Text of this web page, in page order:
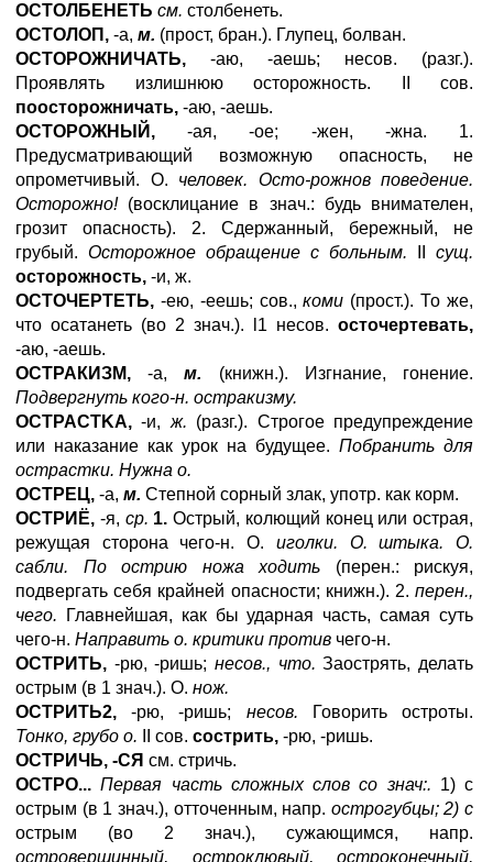
ОСТОЛБЕНЕТЬ см. столбенеть.
ОСТОЛОП, -а, м. (прост, бран.). Глупец, болван.
ОСТОРОЖНИЧАТЬ, -аю, -аешь; несов. (разг.).
Проявлять излишнюю осторожность. II сов.
поосторожничать, -аю, -аешь.
ОСТОРОЖНЫЙ, -ая, -ое; -жен, -жна. 1.
Предусматривающий возможную опасность, не
опрометчивый. О. человек. Осто-рожнов поведение.
Осторожно!(восклицание в знач.: будь внимателен,
грозит опасность). 2. Сдержанный, бережный, не
грубый. Осторожное обращение с больным.
сущ.
осторожность, -и, ж.
ОСТОЧЕРТЕТЬ, -ею, -еешь; сов.,коми (прост.). То же,
что осатанеть (во 2 знач.). l1 несов. осточертевать,
-аю, -аешь.
ОСТРАКИЗМ, -а, м. (книжн.). Изгнание, гонение.
Подвергнуть кого-н. остракизму.
OCTPACTKA, -и, ж. (разг.). Строгое предупреждение
или наказание как урок на будущее. Побранить для
острастки. Нужна о.
ОСТРЕЦ, -а, м. Степной сорный злак, употр. как корм.
ОСТРИЁ, -я, ср. 1. Острый, колющий конец или острая,
режущая сторона чего-н. О. иголки. О. штыка. О.
сабли. По острию ножа ходить (перен.: рискуя,
подвергать себя крайней опасности; книжн.). 2. перен.,
чего. Главнейшая, как бы ударная часть, самая суть
чего-н. Направить о. критики против чего-н.
ОСТРИТЬ, -рю, -ришь; несов., что. Заострять, делать
острым (в 1 знач.). О. нож.
ОСТРИТЬ2, -рю, -ришь; несов. Говорить остроты.
Тонко, грубо о. II сов. сострить, -рю, -ришь.
ОСТРИЧЬ, -СЯ см. стричь.
ОСТРО... Первая часть сложных слов со знач:. 1) с
острым (в 1 знач.), отточенным, напр. острогубцы; 2) с
острым (во 2 знач.), сужающимся, напр.
островершинный, остроклювый, остроконечный,